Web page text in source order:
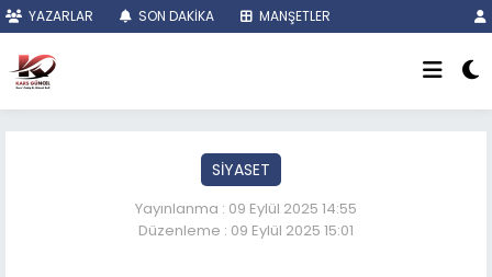
YAZARLAR SON DAKİKA MANŞETLER
SİYASET
Yayınlanma : 09 Eylül 2025 14:55
Düzenleme : 09 Eylül 2025 15:01